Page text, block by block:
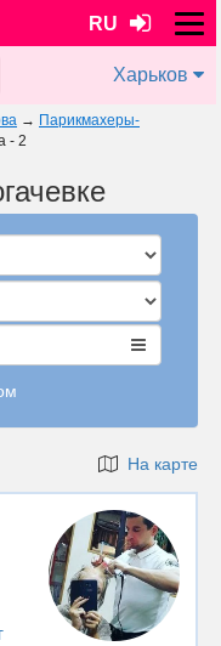
RU
Харьков
→ Парикмахеры-
- 2
На карте